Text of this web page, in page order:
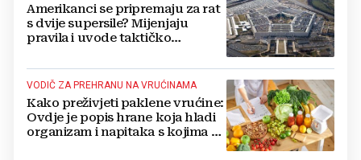
Amerikanci se pripremaju za rat
s dvije supersile? Mijenjaju
pravila i uvode taktičko
VODIČ ZA PREHRANU NA VRUĆINAMA
Kako preživjeti paklene vrućine:
Ovdje je popis hrane koja hladi
organizam i napitaka s kojima si